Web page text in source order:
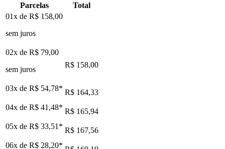
Parcelas
Total
01x de R$ 158,00
sem juros
02x de R$ 79,00
sem juros
R$ 158,00
03x de R$ 54,78* R$ 164,33
04x de R$ 41,48* R$ 165,94
05x de R$ 33,51 * R$ 167,56
06x de R$ 28,20*